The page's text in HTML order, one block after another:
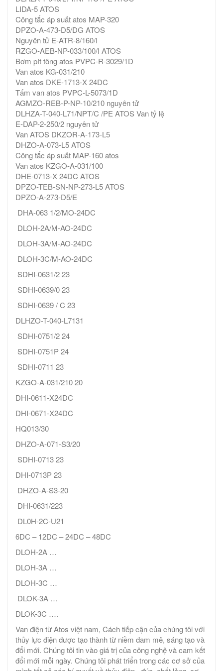
LIDA-5 ATOS
Công tắc áp suất atos MAP-320
DPZO-A-473-D5/DG ATOS
Nguyên tử E-ATR-8/160/I
RZGO-AEB-NP-033/100/I ATOS
Bơm pít tông atos PVPC-R-3029/1D
Van atos KG-031/210
Van atos DKE-1713-X 24DC
Tấm van atos PVPC-L-5073/1D
AGMZO-REB-P-NP-10/210 nguyên tử
DLHZA-T-040-L71/NPT/C /PE ATOS Van tỷ lệ
E-DAP-2-250/2 nguyên tử
Van ATOS DKZOR-A-173-L5
DHZO-A-073-L5 ATOS
Công tắc áp suất MAP-160 atos
Van atos KZGO-A-031/100
DHE-0713-X 24DC ATOS
DPZO-TEB-SN-NP-273-L5 ATOS
DPZO-A-273-D5/E
DHA-063 1/2/MO-24DC
DLOH-2A/M-AO-24DC
DLOH-3A/M-AO-24DC
DLOH-3C/M-AO-24DC
SDHI-0631/2 23
SDHI-0639/0 23
SDHI-0639 / C 23
DLHZO-T-040-L7131
SDHI-0751/2 24
SDHI-0751P 24
SDHI-0711 23
KZGO-A-031/210 20
DHI-0611-X24DC
DHI-0671-X24DC
HQ013/30
DHZO-A-071-S3/20
SDHI-0713 23
DHI-0713P 23
DHZO-A-S3-20
DHI-0631/223
DL0H-2C-U21
6DC – 12DC – 24DC – 48DC
DLOH-2A …
DLOH-3A …
DLOH-3C …
DLOK-3A …
DLOK-3C ….
Van điện từ Atos việt nam, Cách tiếp cận của chúng tôi với
thủy lực điện được tạo thành từ niềm đam mê, sáng tạo và
đổi mới. Chúng tôi tin vào giá trị của công nghệ và cam kết
đổi mới mỗi ngày. Chúng tôi phát triển trong các cơ sở của